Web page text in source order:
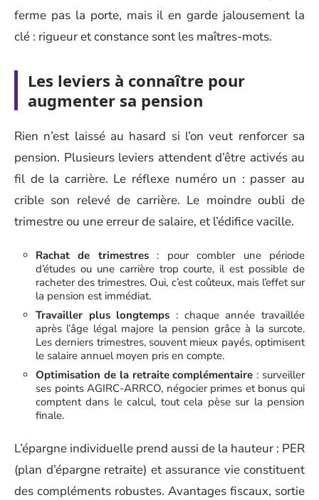
ferme pas la porte, mais il en garde jalousement la
clé : rigueur et constance sont les maîtres-mots.
Les leviers à connaître pour
augmenter sa pension
Rien n’est laissé au hasard si l’on veut renforcer sa
pension. Plusieurs leviers attendent d’être activés au
fil de la carrière. Le réflexe numéro un : passer au
crible son relevé de carrière. Le moindre oubli de
trimestre ou une erreur de salaire, et l’édifice vacille.
Rachat de trimestres: pour combler une période
d’études ou une carrière trop courte, il est possible de
racheter des trimestres. Oui, c’est coûteux, mais l’effet sur
la pension est immédiat.
Travailler plus longtemps : chaque année travaillée
après l’âge légal majore la pension grâce à la surcote.
Les derniers trimestres, souvent mieux payés, optimisent
le salaire annuel moyen pris en compte.
Optimisation de la retraite complémentaire : surveiller
ses points AGIRC-ARRCO, négocier primes et bonus qui
comptent dans le calcul, tout cela pèse sur la pension
finale.
L’épargne individuelle prend aussi de la hauteur : PER
(plan d’épargne retraite) et assurance vie constituent
des compléments robustes. Avantages fiscaux, sortie